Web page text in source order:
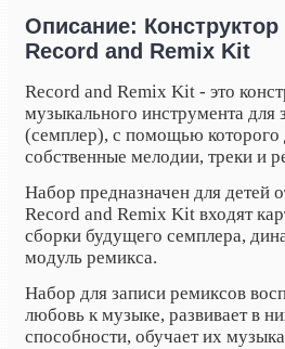
Описание:
Record and Remix Kit
Record and Remix Kit - это
музыкального инструмента для
(семплер), с помощью которого
собственные мелодии, треки и
Набор предназначен для детей
Record and Remix Kit входят
сборки будущего семплера,
модуль ремикса.
Набор для записи ремиксов
любовь к музыке, развивает в
способности, обучает их